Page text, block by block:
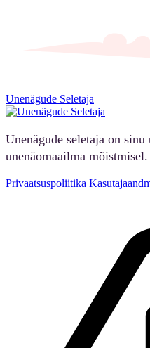
Unenägude Seletaja
Unenägude seletaja on sinu
unenäomaailma mõistmisel.
Privaatsuspoliitika